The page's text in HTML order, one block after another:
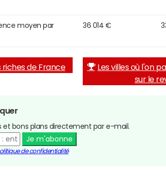
moyen par
36 014 €
riches de France
Les villes où l'on
sur le
et bons plans directement par e-mail.
Je m'abonne
de confidentialité